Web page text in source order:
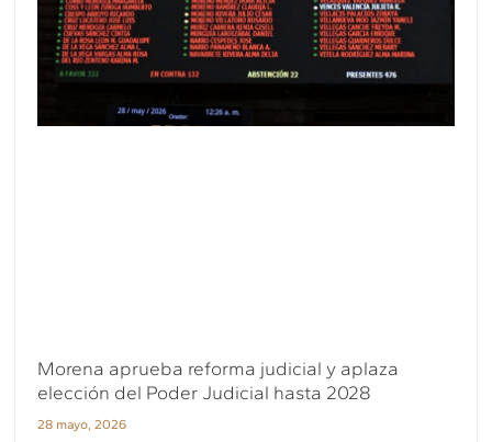
Morena aprueba reforma judicial y aplaza
elección del Poder Judicial hasta 2028
28 mayo, 2026